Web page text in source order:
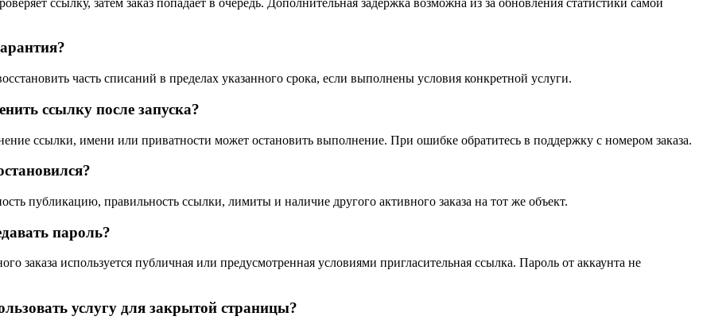
часть списаний в пределах указанного срока, если выполнены условия конкретной услуги.
ссылку после запуска?
ссылки, имени или приватности может остановить выполнение. При ошибке обратитесь в поддержку с номером заказа.
публикацию, правильность ссылки, лимиты и наличие другого активного заказа на тот же объект.
пароль?
заказа используется публичная или предусмотренная условиями пригласительная ссылка. Пароль от аккаунта не
услугу для закрытой страницы?